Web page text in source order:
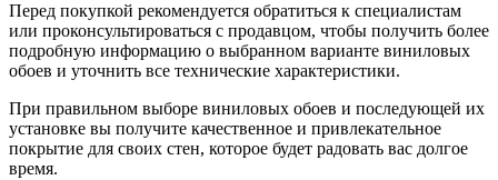
Перед покупкой рекомендуется обратиться к специалистам
или проконсультироваться с продавцом, чтобы получить более
подробную информацию о выбранном варианте виниловых
обоев и уточнить все технические характеристики.
При правильном выборе виниловых обоев и последующей их
установке вы получите качественное и привлекательное
покрытие для своих стен, которое будет радовать вас долгое
время.